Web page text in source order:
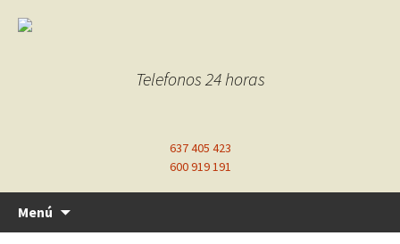
Telefonos 24 horas
637 405 423
600 919 191
Menú